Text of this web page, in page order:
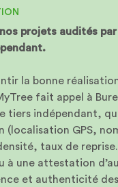
projets audités
la bonne
fait appel à
tiers indépendant,
(localisation GPS,
taux de
à une attestation
et authenticité